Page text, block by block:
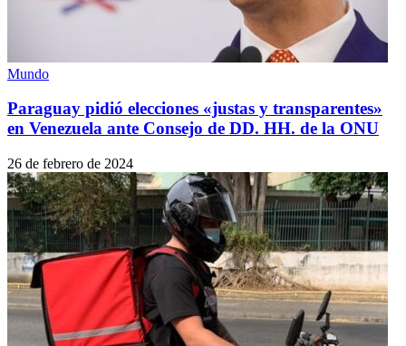
Mundo
Paraguay pidió elecciones «justas y transparentes»
en Venezuela ante Consejo de DD. HH. de la ONU
26 de febrero de 2024